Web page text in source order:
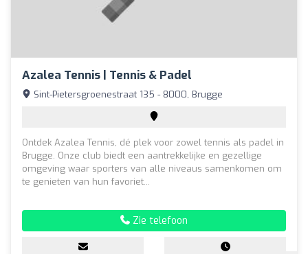
Azalea Tennis | Tennis & Padel
Sint-Pietersgroenestraat 135 - 8000, Brugge
Ontdek Azalea Tennis, dé plek voor zowel tennis als padel in
Brugge. Onze club biedt een aantrekkelijke en gezellige
omgeving waar sporters van alle niveaus samenkomen om
te genieten van hun favoriet...
Zie telefoon